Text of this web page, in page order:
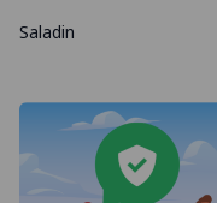
Saladin